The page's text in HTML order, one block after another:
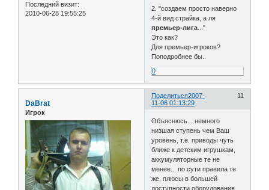
Последний визит:
2010-06-28 19:55:25
2. "создаем просто наверно
4-й вид страйка, а ля
премьер-лига ..."
Это как?
Для премьер-игроков?
Поподробнее бы..
0
Поделиться 11
2007-
11-06 01:13:29
DaBrat
Игрок
Объяснюсь... немного
низшая ступень чем Ваш
уровень, т.е. приводы чуть
ближе к детским игрушкам,
аккумуляторные те не
менее... по сути правила те
же, плюсы в большей
доступности оборудования